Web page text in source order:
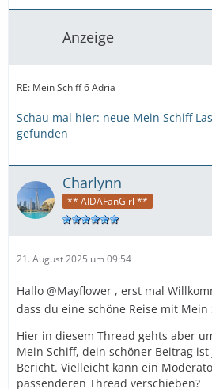
Anzeige
RE: Mein Schiff 6 Adria
Schau mal hier: neue Mein Schiff
gefunden
Charlynn
** AIDAFanGirl **
21. August 2025 um 09:54
Hallo @Mayflower , erst mal
dass du eine schöne Reise mit
Hier in diesem Thread gehts aber
Mein Schiff, dein schöner Beitrag ist
Bericht. Vielleicht kann ein
passenderen Thread verschieben?